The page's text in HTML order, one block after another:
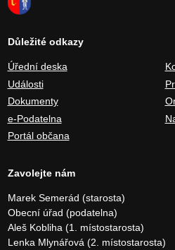
Důležité odkazy
Úřední deska
Události
Dokumenty
e-Podatelna
Portál občana
Zavolejte nám
Marek Semerád (starosta)
Obecní úřad (podatelna)
Aleš Kobliha (1. místostarosta)
Lenka Mlynářová (2. místostarosta)